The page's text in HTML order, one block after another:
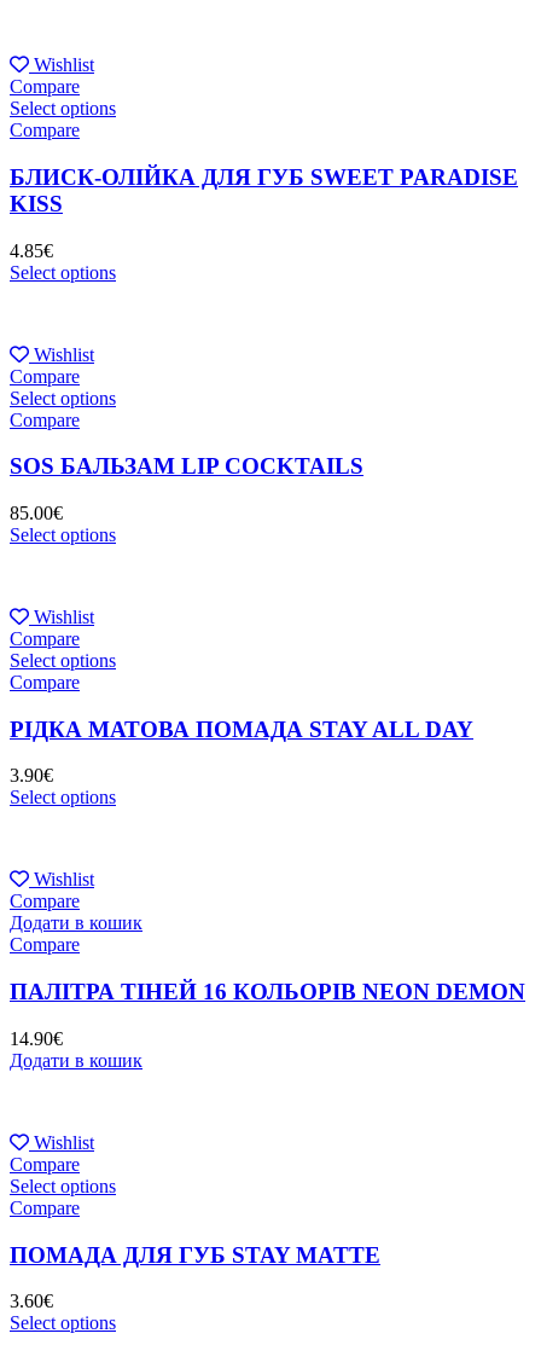
Wishlist
Compare
Select options
Compare
БЛИСК-ОЛІЙКА ДЛЯ ГУБ SWEET PARADISE
KISS
4.85€
Select options
Wishlist
Compare
Select options
Compare
SOS БАЛЬЗАМ LIP COCKTAILS
85.00€
Select options
Wishlist
Compare
Select options
Compare
РІДКА МАТОВА ПОМАДА STAY ALL DAY
3.90€
Select options
Wishlist
Compare
Додати в кошик
Compare
ПАЛІТРА ТІНЕЙ 16 КОЛЬОРІВ NEON DEMON
14.90€
Додати в кошик
Wishlist
Compare
Select options
Compare
ПОМАДА ДЛЯ ГУБ STAY MATTE
3.60€
Select options